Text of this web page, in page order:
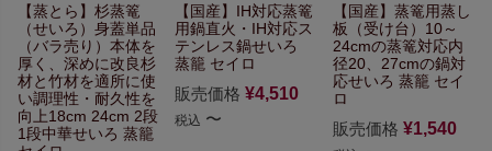
【蒸とら】杉蒸篭
（せいろ） 身蓋単品
（バラ売り） 本体を
厚く、深めに改良杉
材と竹材を適所に使
い調理性・耐久性を
向上18cm 24cm 2段
1段中華せいろ 蒸籠
【国産】IH対応蒸篭
用鍋直火・IH対応ス
テンレス鍋せいろ
蒸籠 セイロ
販売価格 ¥4,510
税込 〜
【国産】蒸篭用蒸し
板（受け台） 10～
24cmの蒸篭対応内
径20、27cmの鍋対
応せいろ 蒸籠 セイ
ロ
販売価格 ¥1,540